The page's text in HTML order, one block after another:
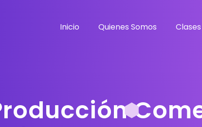
Inicio Quienes Somos